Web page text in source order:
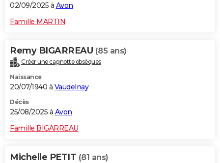
02/09/2025 à Avon
Famille MARTIN
Remy BIGARREAU (85 ans)
Créer une cagnotte obsèques
Naissance
20/07/1940 à Vaudelnay
Décès
25/08/2025 à Avon
Famille BIGARREAU
Michelle PETIT (81 ans)